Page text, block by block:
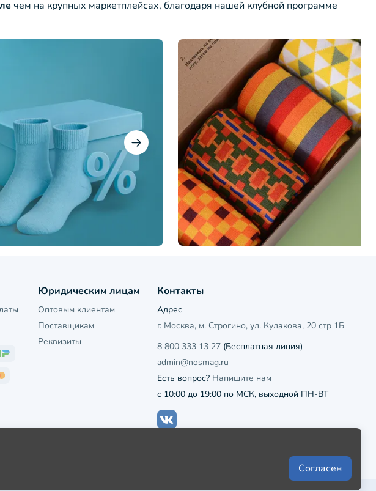
чем на крупных маркетплейсах, благодаря нашей клубной программе
Юридическим лицам
Оптовым клиентам
Поставщикам
Реквизиты
Контакты
Адрес
г. Москва, м. Строгино, ул. Кулакова, 20 стр 1Б
8 800 333 13 27(Бесплатная линия)
admin@nosmag.ru
Есть вопрос? Напишите нам
с 10:00 до 19:00 по МСК, выходной ПН-ВТ
Согласен